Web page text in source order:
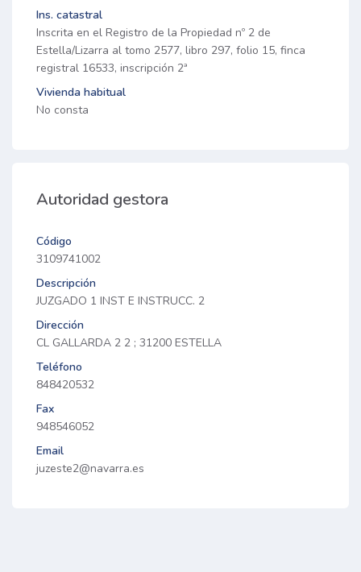
Ins. catastral
Inscrita en el Registro de la Propiedad nº 2 de
Estella/Lizarra al tomo 2577, libro 297, folio 15, finca
registral 16533, inscripción 2ª
Vivienda habitual
No consta
Autoridad gestora
Código
3109741002
Descripción
JUZGADO 1 INST E INSTRUCC. 2
Dirección
CL GALLARDA 2 2 ; 31200 ESTELLA
Teléfono
848420532
Fax
948546052
Email
juzeste2@navarra.es